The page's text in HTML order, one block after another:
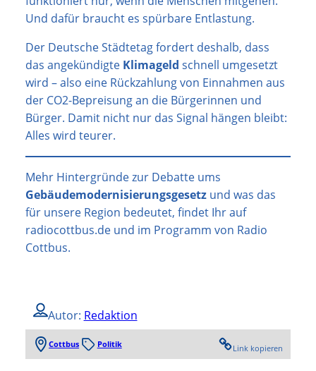
Und dafür braucht es spürbare Entlastung.
Der Deutsche Städtetag fordert deshalb, dass
das angekündigte Klimageld schnell umgesetzt
wird – also eine Rückzahlung von Einnahmen aus
der CO2-Bepreisung an die Bürgerinnen und
Bürger. Damit nicht nur das Signal hängen bleibt:
Alles wird teurer.
Mehr Hintergründe zur Debatte ums
Gebäudemodernisierungsgesetz und was das
für unsere Region bedeutet, findet Ihr auf
radiocottbus.de und im Programm von Radio
Cottbus.
Autor: Redaktion
Cottbus Politik Link kopieren